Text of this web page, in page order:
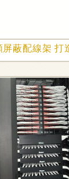
解析
屏蔽配線架